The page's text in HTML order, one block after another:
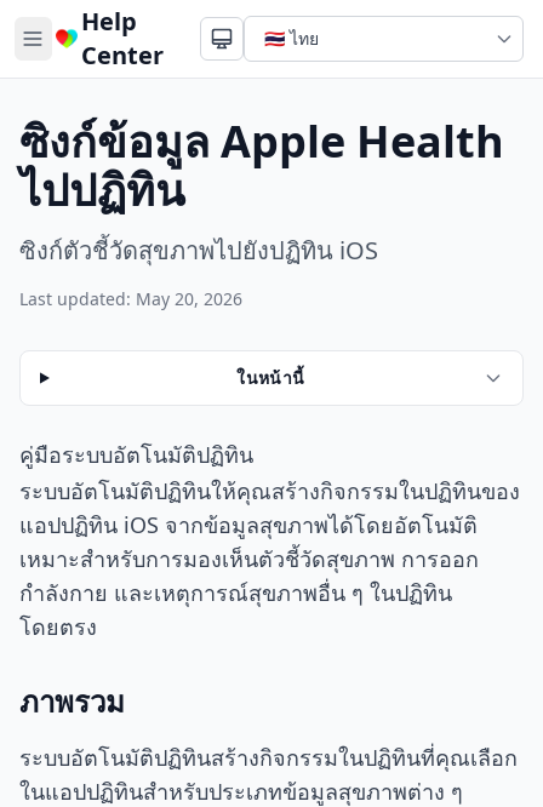
Help
Center
ซิงก์ข้อมูล Apple Health
ไปปฏิทิน
ซิงก์ตัวชี้วัดสุขภาพไปยังปฏิทิน iOS
Last updated: May 20, 2026
ในหน้านี้
คู่มือระบบอัตโนมัติปฏิทิน
ระบบอัตโนมัติปฏิทินให้คุณสร้างกิจกรรมในปฏิทินของ
แอปปฏิทิน iOS จากข้อมูลสุขภาพได้โดยอัตโนมัติ
เหมาะสำหรับการมองเห็นตัวชี้วัดสุขภาพ การออก
กำลังกาย และเหตุการณ์สุขภาพอื่น ๆ ในปฏิทิน
โดยตรง
ภาพรวม
ระบบอัตโนมัติปฏิทินสร้างกิจกรรมในปฏิทินที่คุณเลือก
ในแอปปฏิทินสำหรับประเภทข้อมูลสุขภาพต่าง ๆ